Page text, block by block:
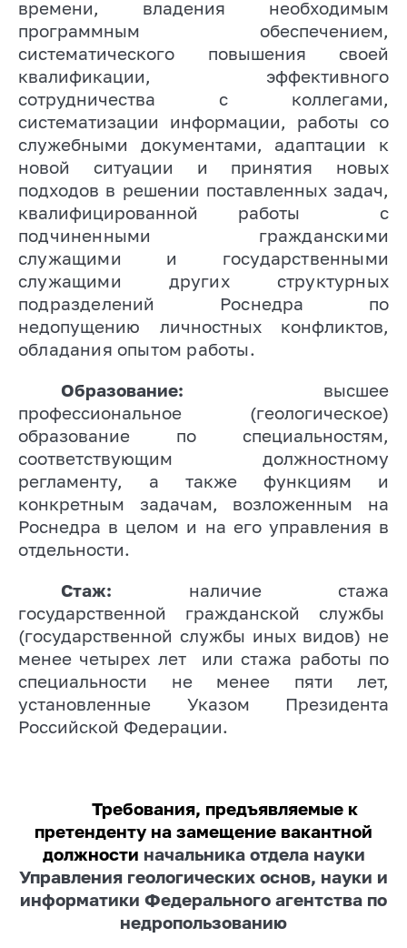
времени, владения необходимым
программным обеспечением,
систематического повышения своей
квалификации, эффективного
сотрудничества с коллегами,
систематизации информации, работы со
служебными документами, адаптации к
новой ситуации и принятия новых
подходов в решении поставленных задач,
квалифицированной работы
с
подчиненными гражданскими
служащими и государственными
служащими других структурных
подразделений Роснедра по
недопущению личностных конфликтов,
обладания опытом работы.
Образование: высшее
профессиональное (геологическое)
образование по специальностям,
соответствующим должностному
регламенту, а также функциям и
конкретным задачам, возложенным на
Роснедра в целом и на его управления в
отдельности.
Стаж: наличие стажа
государственной гражданской службы
(государственной службы иных видов) не
менее четырех лет
или стажа работы по
специальности не менее пяти лет,
установленные Указом Президента
Российской Федерации.
Требования, предъявляемые к
претенденту на замещение вакантной
должности начальника отдела науки
Управления геологических основ, науки и
информатики Федерального агентства по
недропользованию